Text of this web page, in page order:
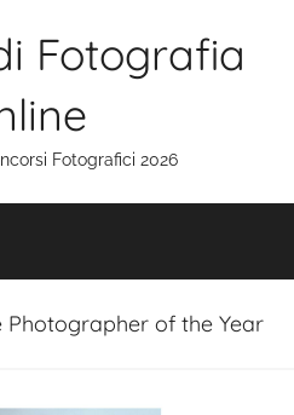
Fotografia
Fotografici 2026
Photographer of the Year